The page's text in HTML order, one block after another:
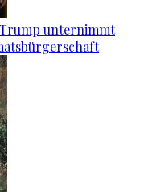
unternimmt